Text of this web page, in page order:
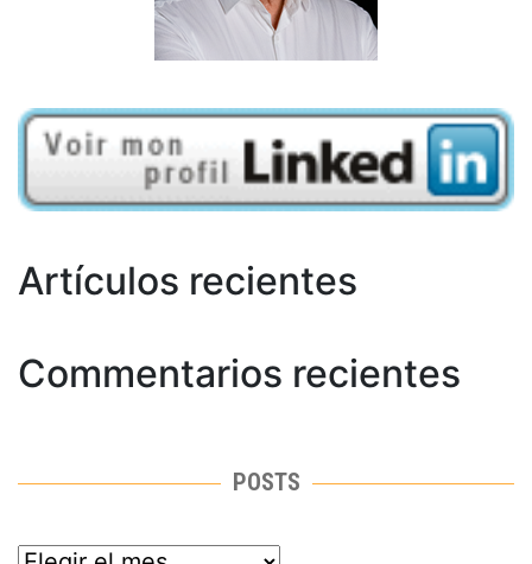
Artículos recientes
Commentarios recientes
POSTS